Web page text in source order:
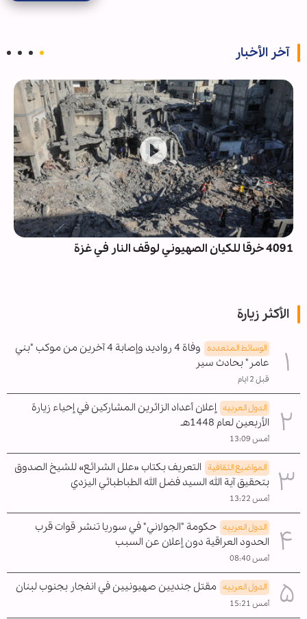
آخر الأخبار
4091 خرقا للكيان الصهيوني لوقف النار في غزة
الأكثر زيارة
الوسائط المتعدده
وفاة 4 رواديد وإصابة 4 آخرين من موكب "بني
عامر" بحادث سير
قبل 2 ايام
الدول العربیه إعلان أعداد الزائرين المشاركين في إحياء زيارة
الأربعين لعام 1448هـ
أمس 13:09
المواضیع الثقافية التعريف بكتاب «علل الشرائع» للشيخ الصدوق
بتحقيق آية الله السيد فضل الله الطباطبائي اليزدي
أمس 13:22
الدول العربیه حكومة "الجولاني" في سوريا تنشر قوات قرب
الحدود العراقية دون إعلان عن السبب
أمس 08:40
الدول العربیه مقتل جنديين صهيونيين في انفجار بجنوب لبنان
أمس 15:21